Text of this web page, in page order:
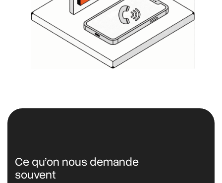
Ce qu’on nous demande
souvent